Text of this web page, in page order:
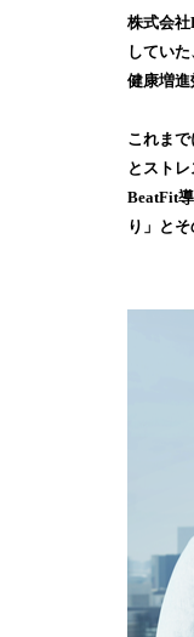
株式会
してい
健康増進
これま
とスト
BeatFit
り」と